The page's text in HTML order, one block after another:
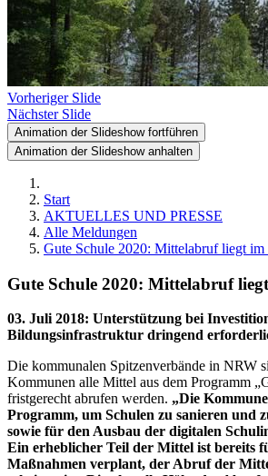
Vorheriger Slide
Nächster Slide
Animation der Slideshow fortführen
Animation der Slideshow anhalten
Start
AKTUELLES UND PRESSE
Alle Meldungen
Gute Schule 2020: Mittelabruf liegt im
Gute Schule 2020: Mittelabruf
03. Juli 2018: Unterstützung bei
Bildungsinfrastruktur dringend
Die kommunalen Spitzenverbände in NRW
Kommunen alle Mittel aus dem Programm
fristgerecht abrufen werden. „Die
Programm, um Schulen zu sanieren und
sowie für den Ausbau der digitalen
Ein erheblicher Teil der Mittel ist bereits
Maßnahmen verplant, der Abruf der